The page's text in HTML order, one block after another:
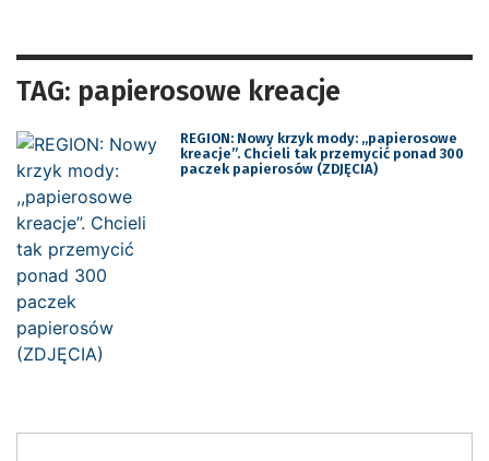
TAG: papierosowe kreacje
REGION: Nowy krzyk mody: ,,papierosowe
kreacje”. Chcieli tak przemycić ponad 300
paczek papierosów (ZDJĘCIA)